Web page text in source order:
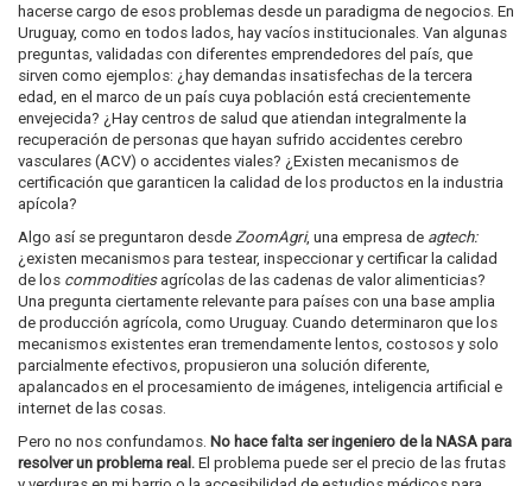
hacerse cargo de esos problemas desde un paradigma de negocios. En
Uruguay, como en todos lados, hay vacíos institucionales. Van algunas
preguntas, validadas con diferentes emprendedores del país, que
sirven como ejemplos: ¿hay demandas insatisfechas de la tercera
edad, en el marco de un país cuya población está crecientemente
envejecida? ¿Hay centros de salud que atiendan integralmente la
recuperación de personas que hayan sufrido accidentes cerebro
vasculares (ACV) o accidentes viales? ¿Existen mecanismos de
certificación que garanticen la calidad de los productos en la industria
apícola?
Algo así se preguntaron desde ZoomAgri, una empresa de agtech:
¿existen mecanismos para testear, inspeccionar y certificar la calidad
de los commoditiesagrícolas de las cadenas de valor alimenticias?
Una pregunta ciertamente relevante para países con una base amplia
de producción agrícola, como Uruguay. Cuando determinaron que los
mecanismos existentes eran tremendamente lentos, costosos y solo
parcialmente efectivos, propusieron una solución diferente,
apalancados en el procesamiento de imágenes, inteligencia artificial e
internet de las cosas.
Pero no nos confundamos. No hace falta ser ingeniero de la NASA para
resolver un problema real. El problema puede ser el precio de las frutas